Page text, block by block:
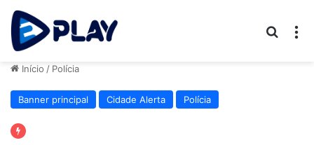
Início / Polícia
Banner principal Cidade Alerta Polícia